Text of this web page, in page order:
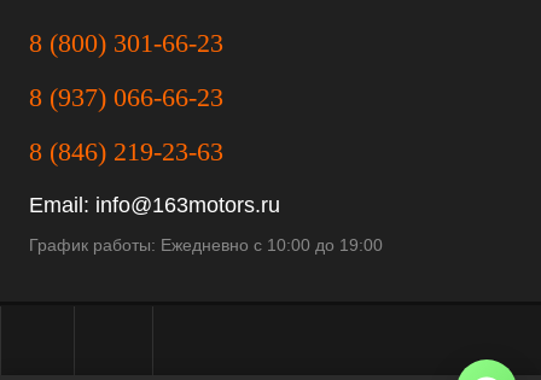
8 (800) 301-66-23
8 (937) 066-66-23
8 (846) 219-23-63
Email: info@163motors.ru
График работы: Ежедневно с 10:00 до 19:00